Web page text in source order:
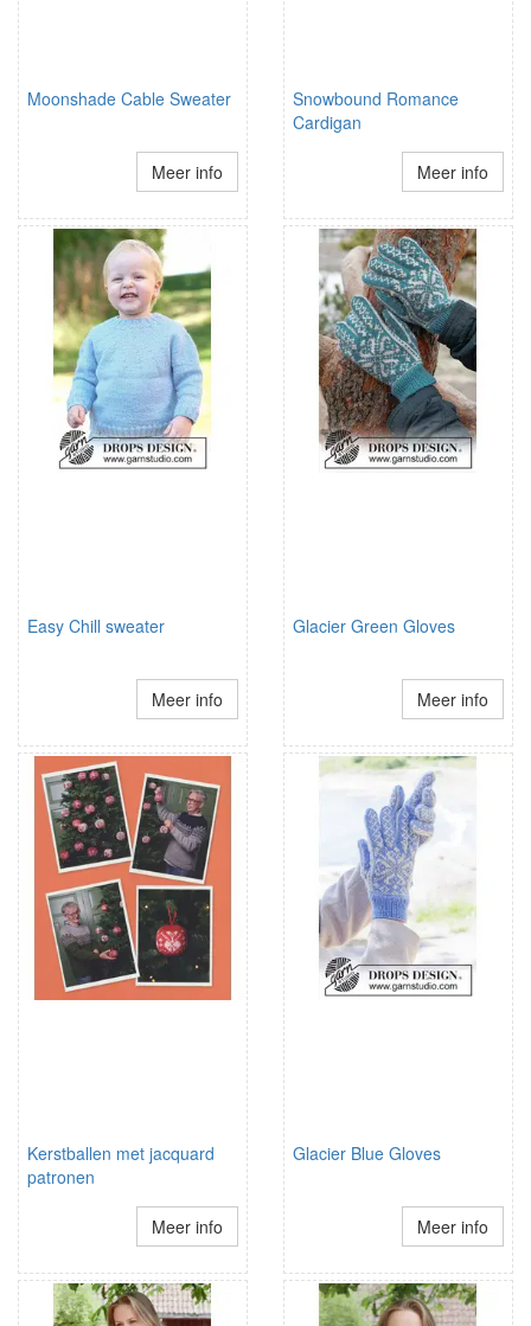
Moonshade Cable Sweater
Meer info
Snowbound Romance
Cardigan
Meer info
Easy Chill sweater
Meer info
Glacier Green Gloves
Meer info
Kerstballen met jacquard
patronen
Meer info
Glacier Blue Gloves
Meer info